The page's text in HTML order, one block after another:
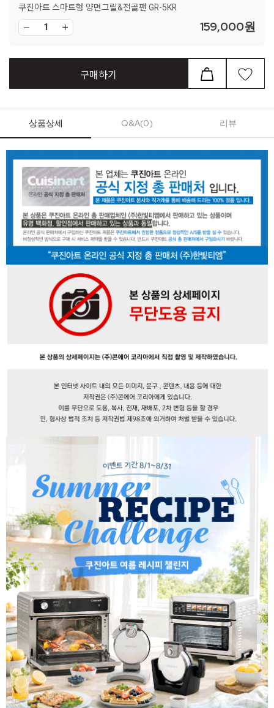
쿠진아트 스마트형 양면그릴&전골팬 GR-5KR
159,000원
구매하기
상품상세 Q&A(0) 리뷰